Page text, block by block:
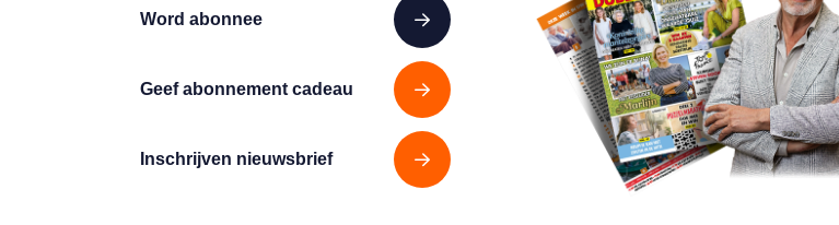
Word abonnee
Geef abonnement cadeau
Inschrijven nieuwsbrief